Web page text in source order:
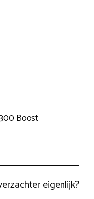
Boost
eigenlijk?